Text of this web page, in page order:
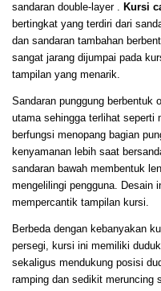
sandaran double-layer . Kursi
bertingkat yang terdiri dari
dan sandaran tambahan
sangat jarang dijumpai pada
tampilan yang menarik.
Sandaran punggung berbentuk
utama sehingga terlihat seperti
berfungsi menopang bagian
kenyamanan lebih saat
sandaran bawah membentuk
mengelilingi pengguna. Desain
mempercantik tampilan kursi.
Berbeda dengan kebanyakan
persegi, kursi ini memiliki
sekaligus mendukung posisi
ramping dan sedikit meruncing